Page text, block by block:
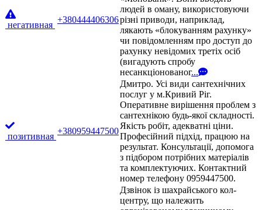
негативная
+380444406306
людей в оману, використовуючи
різні приводи, наприклад,
лякають «блокуванням рахунку»
чи повідомленням про доступ до
рахунку невідомих третіх осіб
(вигадують спробу
несанкціонованог...
позитивная
+380959447500
Дмитро. Усі види сантехнічних
послуг у м.Кривий Ріг.
Оперативне вирішення проблем з
сантехнікою будь-якої складності.
Якість робіт, адекватні ціни.
Професійний підхід, працюю на
результат. Консультації, допомога
з підбором потрібних матеріалів
та комплектуючих. Контактний
номер телефону 0959447500.
Дзвінок із шахрайського кол-
центру, що належить